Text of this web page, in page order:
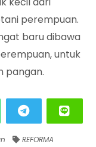
perempuan.
baru dibawa
untuk
pangan.
REFORMA